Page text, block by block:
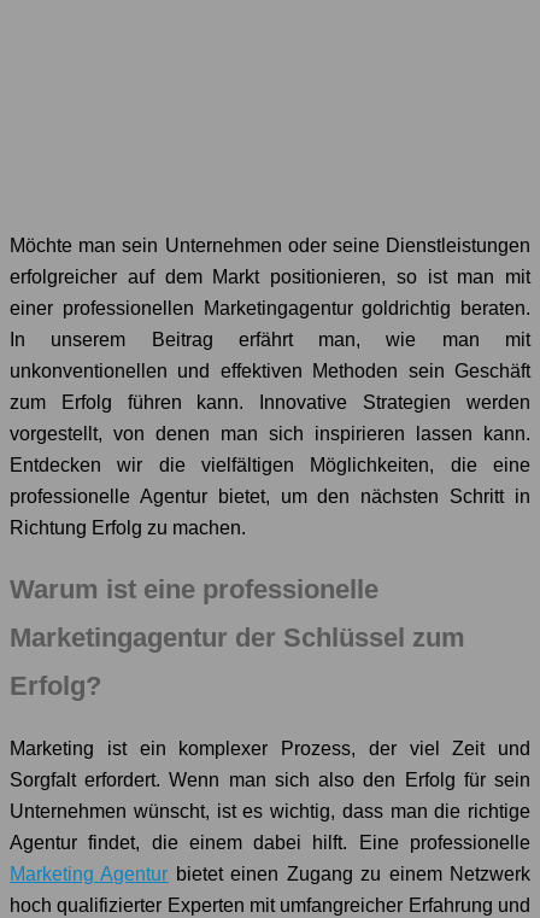
Möchte man sein Unternehmen oder seine Dienstleistungen
erfolgreicher auf dem Markt positionieren, so ist man mit
einer professionellen Marketingagentur goldrichtig beraten.
In unserem Beitrag erfährt man, wie man mit
unkonventionellen und effektiven Methoden sein Geschäft
zum Erfolg führen kann. Innovative Strategien werden
vorgestellt, von denen man sich inspirieren lassen kann.
Entdecken wir die vielfältigen Möglichkeiten, die eine
professionelle Agentur bietet, um den nächsten Schritt in
Richtung Erfolg zu machen.
Warum ist eine professionelle
Marketingagentur der Schlüssel zum
Erfolg?
Marketing ist ein komplexer Prozess, der viel Zeit und
Sorgfalt erfordert. Wenn man sich also den Erfolg für sein
Unternehmen wünscht, ist es wichtig, dass man die richtige
Agentur findet, die einem dabei hilft. Eine professionelle
Marketing Agentur bietet einen Zugang zu einem Netzwerk
hoch qualifizierter Experten mit umfangreicher Erfahrung und